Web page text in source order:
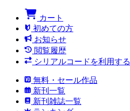
カート
初めての方
お知らせ
閲覧履歴
シリアルコードを利用する
無料・セール作品
新刊一覧
新刊雑誌一覧